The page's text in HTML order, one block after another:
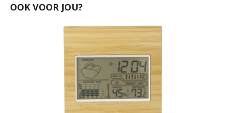
OOK VOOR JOU?